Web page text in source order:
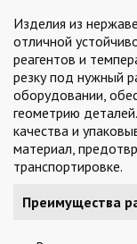
Изделия из
отличной
реагентов и
резку под нужный
оборудовании,
геометрию
качества и
материал,
транспортировке.
Преимущества